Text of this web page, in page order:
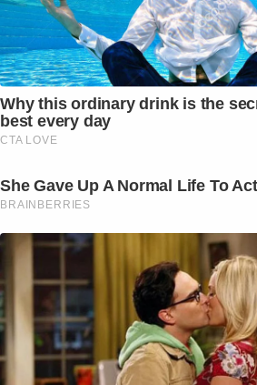
Why this ordinary drink is the
best every day
CTA LOVE
She Gave Up A Normal Life To
BRAINBERRIES